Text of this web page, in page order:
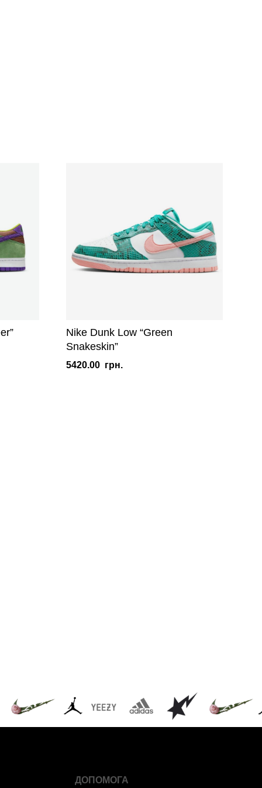
Nike Dunk Low “Green
Snakeskin”
5420.00 грн.
ДОПОМОГА